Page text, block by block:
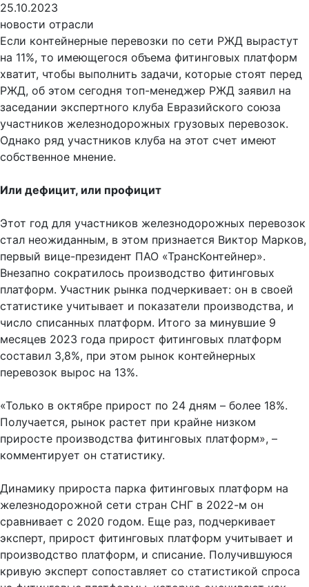
25.10.2023
новости отрасли
Если контейнерные перевозки по сети РЖД вырастут
на 11%, то имеющегося объема фитинговых платформ
хватит, чтобы выполнить задачи, которые стоят перед
РЖД, об этом сегодня топ-менеджер РЖД заявил на
заседании экспертного клуба Евразийского союза
участников железнодорожных грузовых перевозок.
Однако ряд участников клуба на этот счет имеют
собственное мнение.
Или дефицит, или профицит
Этот год для участников железнодорожных перевозок
стал неожиданным, в этом признается Виктор Марков,
первый вице-президент ПАО «ТрансКонтейнер».
Внезапно сократилось производство фитинговых
платформ. Участник рынка подчеркивает: он в своей
статистике учитывает и показатели производства, и
число списанных платформ. Итого за минувшие 9
месяцев 2023 года прирост фитинговых платформ
составил 3,8%, при этом рынок контейнерных
перевозок вырос на 13%.
«Только в октябре прирост по 24 дням – более 18%.
Получается, рынок растет при крайне низком
приросте производства фитинговых платформ», –
комментирует он статистику.
Динамику прироста парка фитинговых платформ на
железнодорожной сети стран СНГ в 2022-м он
сравнивает с 2020 годом. Еще раз, подчеркивает
эксперт, прирост фитинговых платформ учитывает и
производство платформ, и списание. Получившуюся
кривую эксперт сопоставляет со статистикой спроса